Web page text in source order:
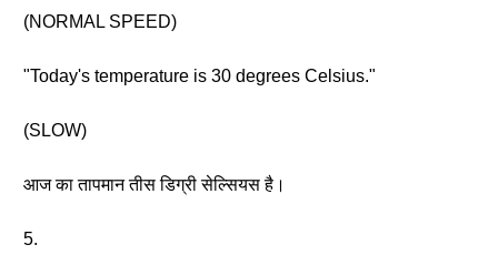
(NORMAL SPEED)
"Today's temperature is 30 degrees Celsius."
(SLOW)
आज का तापमान तीस डिग्री सेल्सियस है।
5.